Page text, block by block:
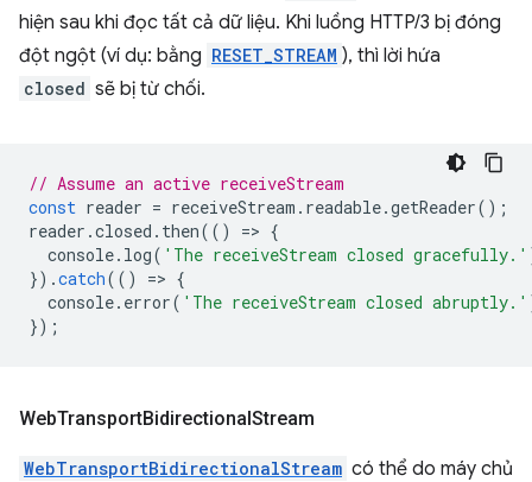
hiện sau khi đọc tất cả dữ liệu. Khi luồng HTTP/3 bị đóng
đột ngột (ví dụ: bằng RESET_STREAM ), thì lời hứa
closed sẽ bị từ chối.
// Assume an active receiveStream
const reader = receiveStream . readable.getReader();
reader .closed . then(() => {
console. log( 'The receiveStream closed gracefully.'
}).catch(() => {
console. error( 'The receiveStream closed abruptly.'
});
WebTransportBidirectionalStream
WebTransportBidirectionalStream có thể do máy chủ